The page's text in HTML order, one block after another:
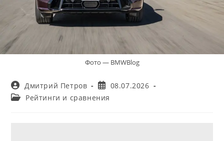
Фото — BMWBlog
Автор
записи:
Дмитрий Петров
Запись
опубликована:
08.07.2026
РубрикаРейтинги и сравнения